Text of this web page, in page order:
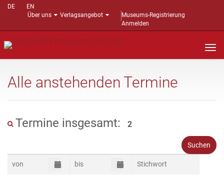
DE
EN
Über uns
Verlagsangebot
Museums-Registrierung
Anmelden
Alle anstehenden Termine
Termine insgesamt: 2